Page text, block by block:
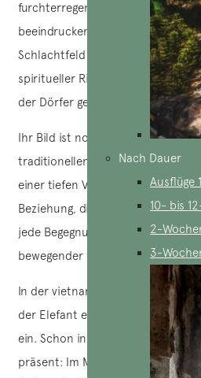
Nach Dauer
Ausflüge
10- bis
2-
3-
furchterregenden Stärke und
beeindrucken, eingesetzt. Ihre
Schlachtfeld hinaus: Elefanten
spiritueller Rituale, die als heilige
der Dörfer gefeiert wurden.
Ihr Bild ist noch heute in Kunst,
traditionellen Zeremonien
einer tiefen Verbindung zwischen
Beziehung, die von Respekt und
jede Begegnung mit einem
bewegender für Reisende, die
In der vietnamesischen
der Elefant einen heiligen und
ein. Schon in den ersten
präsent: Im Mythos von Sơn Tinh